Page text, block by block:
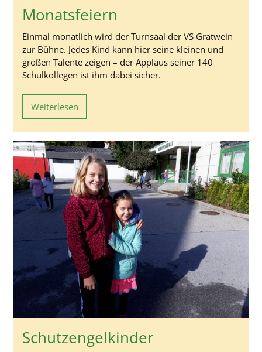
Monatsfeiern
Einmal monatlich wird der Turnsaal der VS Gratwein
zur Bühne. Jedes Kind kann hier seine kleinen und
großen Talente zeigen – der Applaus seiner 140
Schulkollegen ist ihm dabei sicher.
Weiterlesen
Schutzengelkinder